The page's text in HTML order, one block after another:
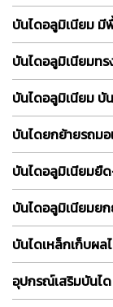
บันไดอลูมิเนียม
บันไดอลูมิเนียมท
บันไดอลูมิเนียม บั
บันไดยกย้ายรถม
บันไดอลูมิเนียมยื
บันไดอลูมิเนียมย
บันไดเหล็กเก็บผล
อุปกรณ์เสริมบันได